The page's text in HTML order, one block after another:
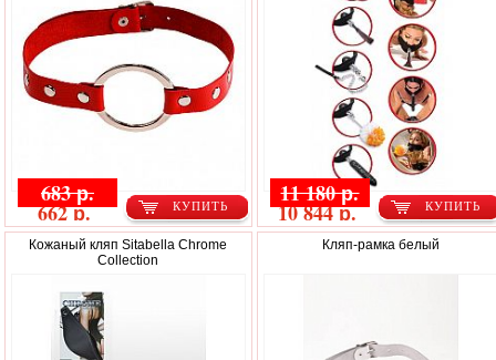
КУПИТЬ
683 р.
662 р. КУПИТЬ
11 180 р.
10 844 р.
Кожаный кляп Sitabella Chrome
Collection
Кляп-рамка белый